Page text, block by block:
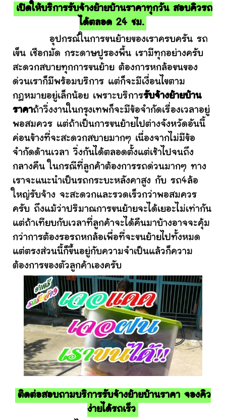
เปิดให้บริการรับจ้างย้ายบ้านราคาทุกวัน สอบคิวรถ
ได้ตลอด 24 ชม.
อุปกรณ์ในการขนย้ายของเราครบครัน รถ
เข็น เชือกมัด กระดาษปูรองพื้น เรามีทุกอย่างครับ
สะดวกสบายทุกการขนย้าย ต้องการหกล้อขนของ
ด่วนเราก็มีพร้อมบริการ แต่ก็จะมีเงื่อนไขตาม
กฎหมายอยู่เล็กน้อย เพราะบริการรับจ้างย้ายบ้าน
ราคาถ้าวิ่งงานในกรุงเทพก็จะมีข้อจำกัดเรื่องเวลาอยู่
พอสมควร แต่ถ้าเป็นการขนย้ายไปต่างจังหวัดอันนี้
ค่อนข้างที่จะสะดวกสบายมากๆ เนื่องจากไม่มีข้อ
จำกัดด้านเวลา วิ่งกันได้ตลอดตั้งแต่เช้าไปจนถึง
กลางคืน ในกรณีที่ลูกค้าต้องการรถด่วนมากๆ ทาง
เราจะแนะนำเป็นรถกระบะหลังคาสูง กับ รถ4ล้อ
ใหญ่รับจ้าง จะสะดวกและรวดเร็วกว่าพอสมควร
ครับ ถึงแม้ว่าปริมาณการขนย้ายจะได้เยอะไม่เท่ากัน
แต่ถ้าเทียบกับเวลาที่ลูกค้าจะได้คืนมาบ้างอาจจะคุ้ม
กว่าการต้องรอรถหกล้อเพื่อที่จะขนย้ายไปทั้งหมด
แต่ตรงส่วนนี้ก็ขึ้นอยู่กับความจำเป็นแล้วก็ความ
ต้องการของตัวลูกค้าเองครับ
ติดต่อสอบถามบริการรับจ้างย้ายบ้านราคา จองคิว
ง่ายได้รถเร็ว